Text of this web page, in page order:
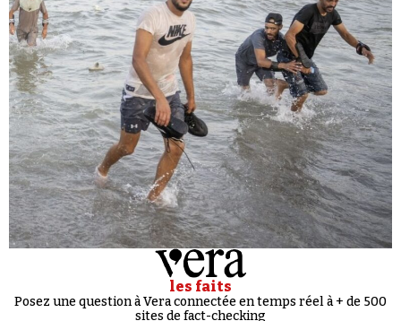
les faits
Posez une question à Vera connectée en temps réel à + de 500
sites de fact-checking